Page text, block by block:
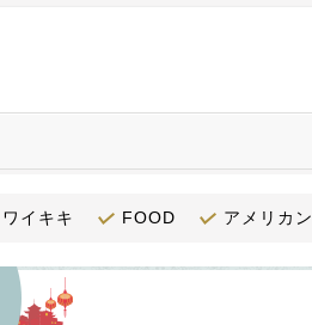
ワイキキ FOOD アメリカン